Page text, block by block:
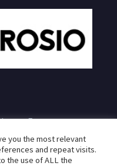
Francone
eProgredit.it|Privacy
you the most relevant
and repeat visits.
the use of ALL the